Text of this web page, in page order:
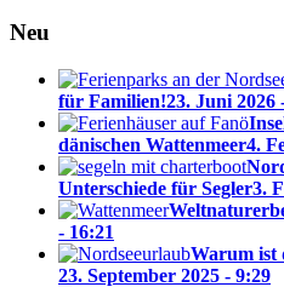
Neu
für Familien!23. Juni 2026
dänischen Wattenmeer4.
Unterschiede für Segler3.
- 16:21
Warum ist
23. September 2025 - 9:29